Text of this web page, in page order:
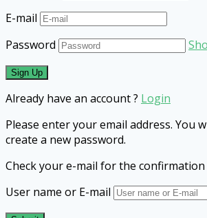
E-mail
Password
Already have an account ? Login
Please enter your email address. You
create a new password.
Check your e-mail for the confirmation
User name or E-mail